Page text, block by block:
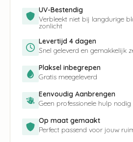
UV-Bestendig
Verbleekt niet bij langdurige
zonlicht
Levertijd 4 dagen
Snel geleverd en gemakkelijk
Plaksel inbegrepen
Gratis meegeleverd
Eenvoudig Aanbrengen
Geen professionele hulp nodig
Op maat gemaakt
Perfect passend voor jouw